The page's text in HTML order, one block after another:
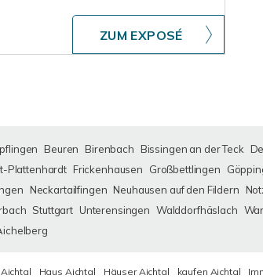
ZUM EXPOSÉ
Beuren Birenbach Bissingen an der Teck
Plattenhardt Frickenhausen Großbettlingen
Neckartailfingen Neuhausen auf den Fildern
Stuttgart Unterensingen Walddorfhäslach
Haus Aichtal Häuser Aichtal kaufen Aichtal